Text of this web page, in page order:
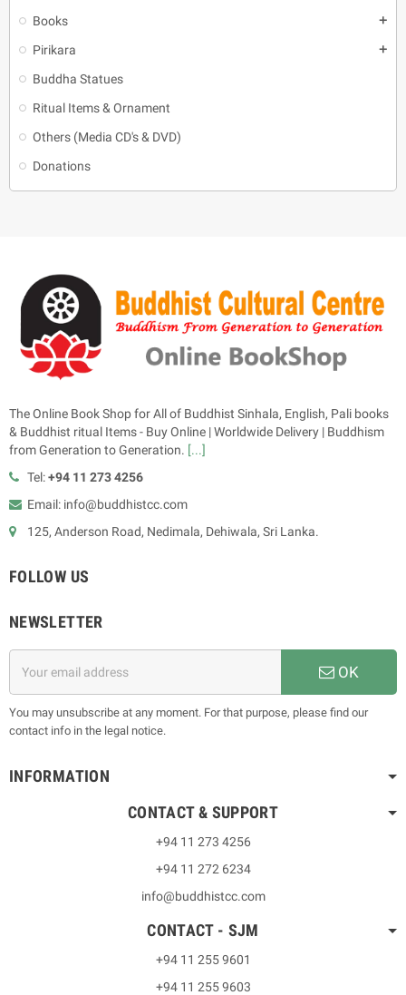
Books add
Pirikara add
Buddha Statues
Ritual Items & Ornament
Others (Media CD's & DVD)
Donations
The Online Book Shop for All of Buddhist Sinhala, English, Pali books
& Buddhist ritual Items - Buy Online | Worldwide Delivery | Buddhism
from Generation to Generation. [...]
Tel:+94 11 273 4256
Email: info@buddhistcc.com
125, Anderson Road, Nedimala, Dehiwala, Sri Lanka.
FOLLOW US
NEWSLETTER
OK
You may unsubscribe at any moment. For that purpose, please find our
contact info in the legal notice.
INFORMATION
CONTACT & SUPPORT
+94 11 273 4256
+94 11 272 6234
info@buddhistcc.com
CONTACT - SJM
+94 11 255 9601
+94 11 255 9603